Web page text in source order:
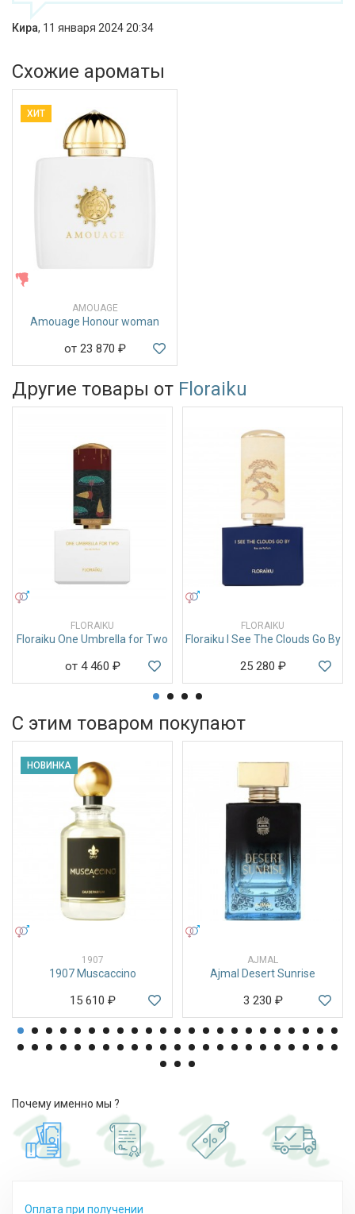
Кира, 11 января 2024 20:34
Схожие ароматы
ХИТ
AMOUAGE
Amouage Honour woman
от 23 870 ₽
Другие товары от Floraiku
FLORAIKU
Floraiku One Umbrella for Two
от 4 460 ₽
FLORAIKU
Floraiku I See The Clouds Go By
25 280 ₽
С этим товаром покупают
НОВИНКА
1907
1907 Muscaccino
15 610 ₽
AJMAL
Ajmal Desert Sunrise
3 230 ₽
Почему именно мы ?
Оплата при получении